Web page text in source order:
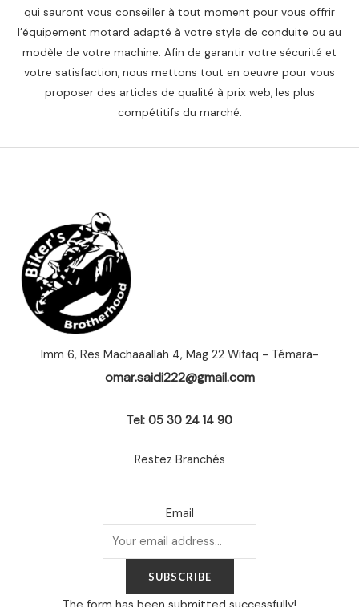
qui sauront vous conseiller à tout moment pour vous offrir
l’équipement motard adapté à votre style de conduite ou au
modèle de votre machine. Afin de garantir votre sécurité et
votre satisfaction, nous mettons tout en oeuvre pour vous
proposer des articles de qualité à prix web, les plus
compétitifs du marché.
Imm 6, Res Machaaallah 4, Mag 22 Wifaq - Témara-
omar.saidi222@gmail.com
Tel: 05 30 24 14 90
Restez Branchés
Email
SUBSCRIBE